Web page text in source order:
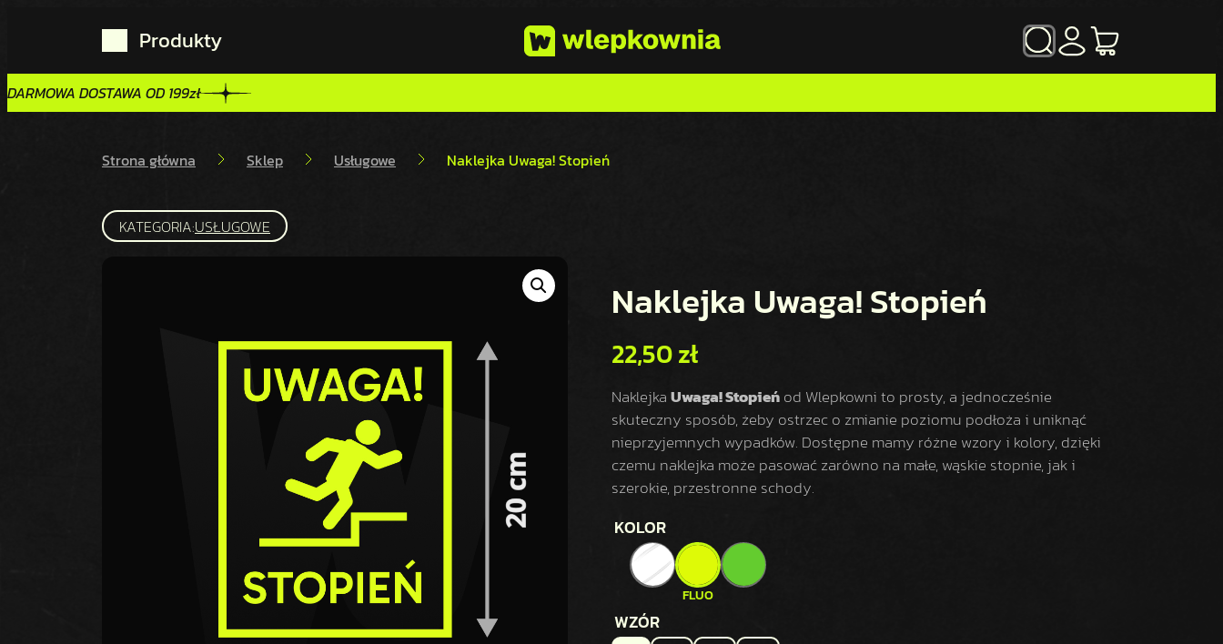
Produkty SZUKAJ
DARMOWA DOSTAWA OD 199zł
DARMOWA DOSTAWA OD 199zł
Strona główna Sklep Usługowe Naklejka Uwaga! Stopień
KATEGORIA:USŁUGOWE
Naklejka Uwaga! Stopień
22,50zł
NaklejkaUwaga! Stopieńod Wlepkowni to prosty, a jednocześnie
skuteczny sposób, żeby ostrzec o zmianie poziomu podłoża i uniknąć
nieprzyjemnych wypadków. Dostępne mamy różne wzory i kolory, dzięki
czemu naklejka może pasować zarówno na małe, wąskie stopnie, jak i
szerokie, przestronne schody.
KOLOR
WZÓR